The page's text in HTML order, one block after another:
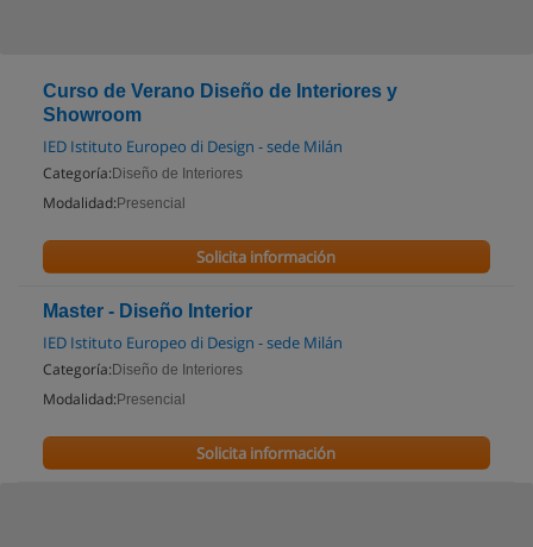
Curso de Verano Diseño de Interiores y
Showroom
IED Istituto Europeo di Design - sede Milán
Categoría: Diseño de Interiores
Modalidad: Presencial
Solicita información
Master - Diseño Interior
IED Istituto Europeo di Design - sede Milán
Categoría: Diseño de Interiores
Modalidad: Presencial
Solicita información